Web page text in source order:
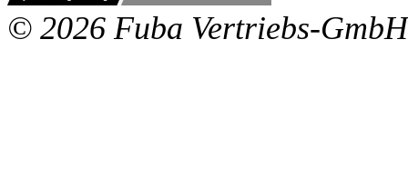
© 2026 Fuba Vertriebs-GmbH